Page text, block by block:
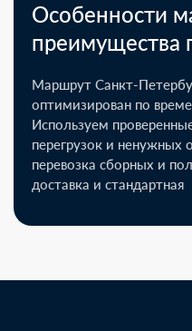
Особенности
преимущества
Маршрут Санкт-
оптимизирован по
Используем
перегрузок и ненужных
перевозка сборных и
доставка и стандартная